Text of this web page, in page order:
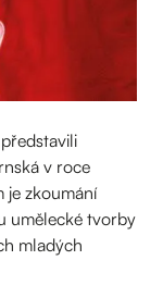
představili
v roce
je zkoumání
umělecké tvorby
mladých